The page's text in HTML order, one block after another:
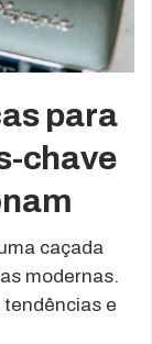
para
chave
caçada
modernas.
e